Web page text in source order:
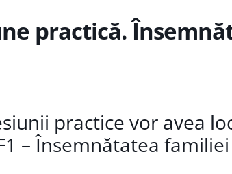
practică.
practice vor avea
– Însemnătatea